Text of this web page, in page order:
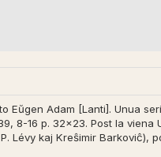
Adam [Lanti]. Unua
8-16 p. 32x23. Post la
Lévy kaj Kreŝimir Barkoviĉ),
Peyraut. Tio daŭris ĝis la